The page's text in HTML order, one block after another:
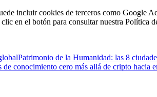
incluir cookies de terceros como Google
en el botón para consultar nuestra Política
Patrimonio de la Humanidad: las 8
de conocimiento cero más allá de cripto hacia